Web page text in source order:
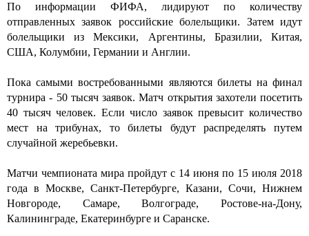
По информации ФИФА, лидируют по количеству
отправленных заявок российские болельщики. Затем идут
болельщики из Мексики, Аргентины, Бразилии, Китая,
США, Колумбии, Германии и Англии.
Пока самыми востребованными являются билеты на финал
турнира - 50 тысяч заявок. Матч открытия захотели посетить
40 тысяч человек. Если число заявок превысит количество
мест на трибунах, то билеты будут распределять путем
случайной жеребьевки.
Матчи чемпионата мира пройдут с 14 июня по 15 июля 2018
года в Москве, Санкт-Петербурге, Казани, Сочи, Нижнем
Новгороде, Самаре, Волгограде, Ростове-на-Дону,
Калининграде, Екатеринбурге и Саранске.